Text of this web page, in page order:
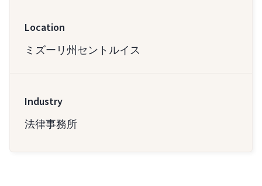
Location
ミズーリ州セントルイス
Industry
法律事務所